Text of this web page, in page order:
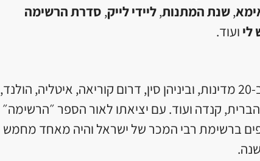
,שנת המתנות,ליידי לייק, סדרת הרשימה
לי ועוד.
יצא עד כה ב-20 מדינות, וביניהן סין, דרום קוריאה, איטליה, הולנד,
קנדה ועוד. עם יציאתו לאור הספר ״הרשימה״
רצופים ברשימת רבי המכר של ישראל והיה מאחד מחמש